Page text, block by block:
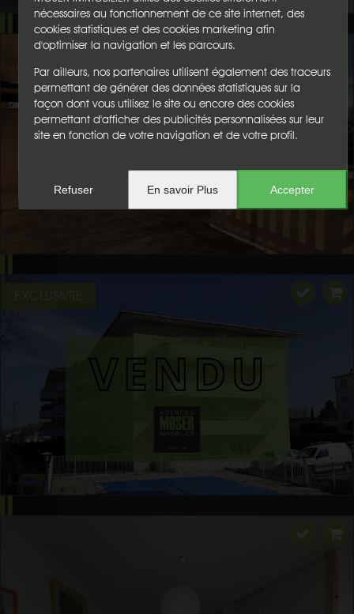
nécessaires au fonctionnement de ce site internet, des
cookies statistiques et des cookies marketing afin
d'optimiser la navigation et les parcours.
Par ailleurs, nos partenaires utilisent également des traceurs
permettant de générer des données statistiques sur la
façon dont vous utilisez le site ou encore des cookies
permettant d'afficher des publicités personnalisées sur leur
site en fonction de votre navigation et de votre profil.
Refuser En savoir Plus Accepter
EXCLUSIVITE